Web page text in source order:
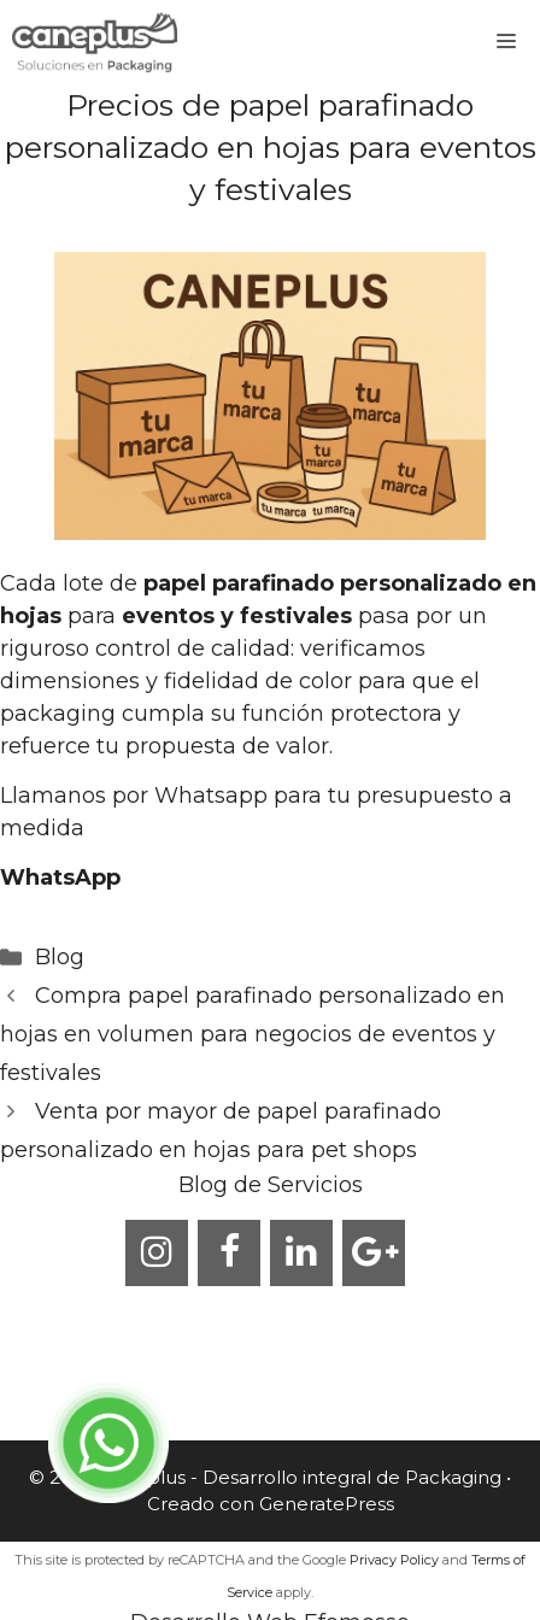
al
Precios de papel parafinado
personalizado en hojas para eventos
y festivales
Cada lote de papel parafinado personalizado en
hojas para eventos y festivales pasa por un
riguroso control de calidad: verificamos
dimensiones y fidelidad de color para que el
packaging cumpla su función protectora y
refuerce tu propuesta de valor.
Llamanos por Whatsapp para tu presupuesto a
medida
WhatsApp
Categorías
Blog
Compra papel parafinado personalizado en
hojas en volumen para negocios de eventos y
festivales
Venta por mayor de papel parafinado
personalizado en hojas para pet shops
Blog de Servicios
© 2026 Caneplus - Desarrollo integral de Packaging •
Creado con GeneratePress
This site is protected by reCAPTCHA and the Google Privacy Policy and Terms of
Service apply.